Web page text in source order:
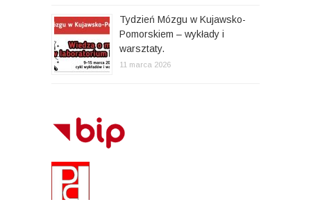
Tydzień Mózgu w Kujawsko-
Pomorskiem – wykłady i
warsztaty.
11 marca 2026